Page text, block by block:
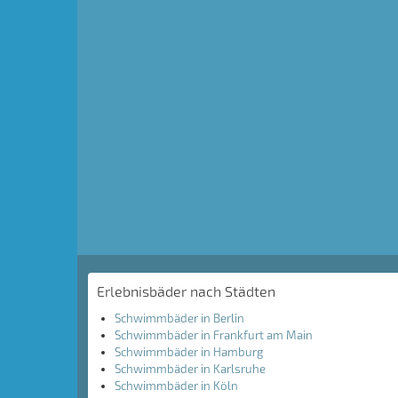
Erlebnisbäder nach Städten
Schwimmbäder in Berlin
Schwimmbäder in Frankfurt am Main
Schwimmbäder in Hamburg
Schwimmbäder in Karlsruhe
Schwimmbäder in Köln